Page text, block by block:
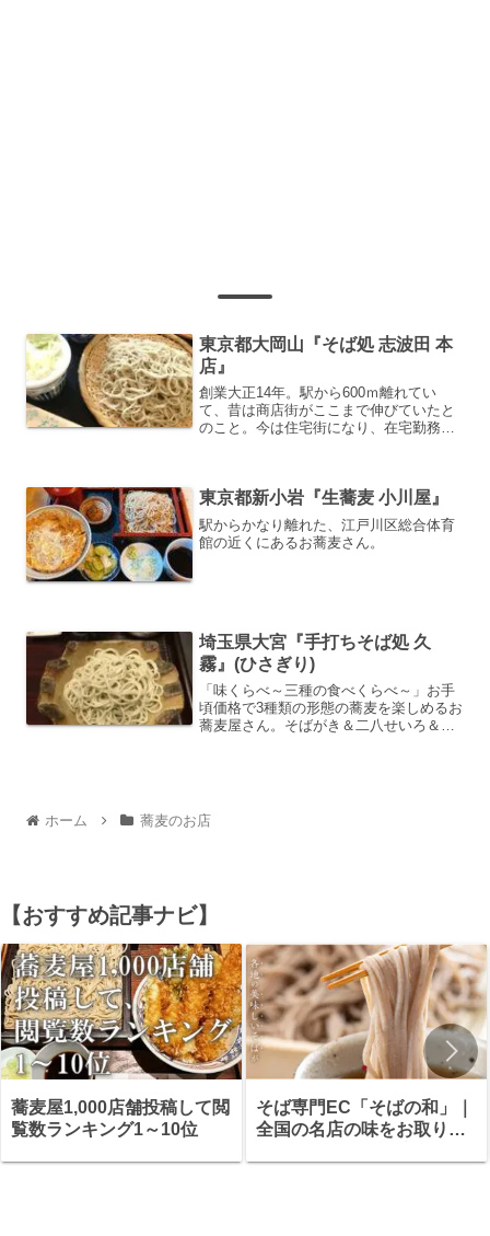
東京都大岡山『そば処 志波田 本
店』
創業大正14年。駅から600ｍ離れてい
て、昔は商店街がここまで伸びていたと
のこと。今は住宅街になり、在宅勤務の
東京都新小岩『生蕎麦 小川屋』
駅からかなり離れた、江戸川区総合体育
館の近くにあるお蕎麦さん。
埼玉県大宮『手打ちそば処 久
霧』(ひさぎり)
「味くらべ～三種の食べくらべ～」お手
頃価格で3種類の形態の蕎麦を楽しめるお
蕎麦屋さん。そばがき＆二八せいろ＆手
ホーム 蕎麦のお店
【おすすめ記事ナビ】
蕎麦屋1,000店舗投稿して閲
覧数ランキング1～10位
そば専門EC「そばの和」｜
全国の名店の味をお取り寄